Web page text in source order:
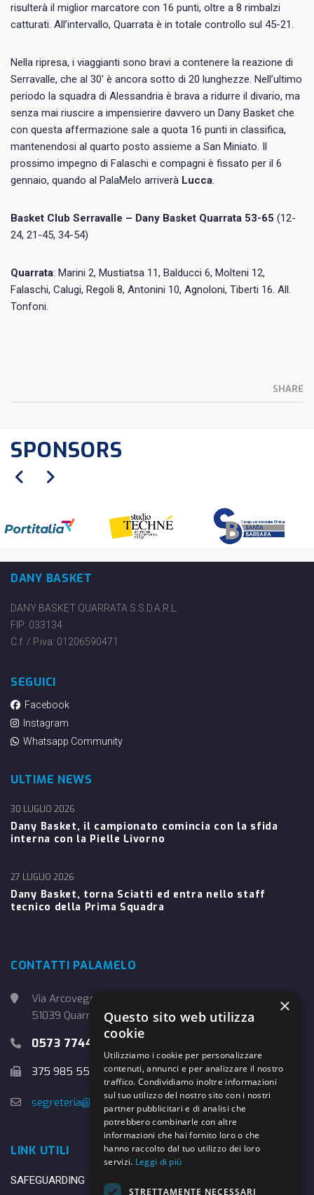
risulterà il miglior marcatore con 16 punti, oltre a 8 rimbalzi
catturati. All’intervallo, Quarrata è in totale controllo sul 45-21.
Nella ripresa, i viaggianti sono bravi a contenere la reazione di
Serravalle, che al 30′ è ancora sotto di 20 lunghezze. Nell’ultimo
periodo la squadra di Alessandria è brava a ridurre il divario, ma
senza mai riuscire a impensierire davvero un Dany Basket che
con questa affermazione sale a quota 16 punti in classifica,
mantenendosi al quarto posto assieme a San Miniato. Il
prossimo impegno di Falaschi e compagni è fissato per il 6
gennaio, quando al PalaMelo arriverà Lucca.
Basket Club Serravalle – Dany Basket Quarrata 53-65 (12-
24, 21-45, 34-54)
Quarrata: Marini 2, Mustiatsa 11, Balducci 6, Molteni 12,
Falaschi, Calugi, Regoli 8, Antonini 10, Agnoloni, Tiberti 16. All.
Tonfoni.
SHARE
SPONSORS
DANY BASKET
DANY BASKET QUARRATA S.S.D.A.R.L.
FIP: 033134
C.f. / P.iva: 01206590471
SEGUICI
Facebook
Instagram
Whatsapp Community
ULTIME NEWS
Dany Basket, il campionato comincia con la sfida
interna con la Pielle Livorno
30 LUGLIO 2026
Dany Basket, torna Sciatti ed entra nello staff
tecnico della Prima Squadra
27 LUGLIO 2026
CONTATTI PALAMELO
Via Arcoveggio, 4
51039 Quarrata (PT)
0573 774457
375 985 5526
segreteria@danybasket.it
LINK UTILI
SAFEGUARDING
×
Questo sito web utilizza
cookie
Utilizziamo i cookie per personalizzare
contenuti, annunci e per analizzare il nostro
traffico. Condividiamo inoltre informazioni
sul tuo utilizzo del nostro sito con i nostri
partner pubblicitari e di analisi che
potrebbero combinarle con altre
informazioni che hai fornito loro o che
hanno raccolto dal tuo utilizzo dei loro
servizi. Leggi di più
STRETTAMENTE NECESSARI